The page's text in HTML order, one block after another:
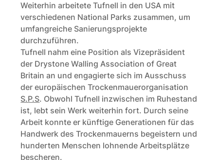
Weiterhin arbeitete Tufnell in den USA mit
verschiedenen National Parks zusammen, um
umfangreiche Sanierungsprojekte
durchzuführen.
Tufnell nahm eine Position als Vizepräsident
der Drystone Walling Association of Great
Britain an und engagierte sich im Ausschuss
S.P.S. Obwohl Tufnell inzwischen im Ruhestand
ist, lebt sein Werk weiterhin fort. Durch seine
Arbeit konnte er künftige Generationen für das
Handwerk des Trockenmauerns begeistern und
hunderten Menschen lohnende Arbeitsplätze
bescheren.